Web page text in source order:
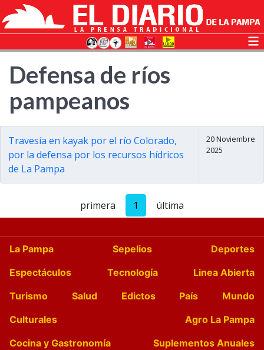
Defensa de ríos
pampeanos
Travesía en kayak por el río Colorado,
por la defensa por los recursos hídricos
de La Pampa
20 Noviembre
2025
primera 1 última
La Pampa Sepelios
Deportes
Espectáculos
Tecnología
Linea Abierta
Turismo
Salud Edictos País
Mundo
Culturales
Agro La Pampa
Cocina y Gastronomía
Suplementos Anuales